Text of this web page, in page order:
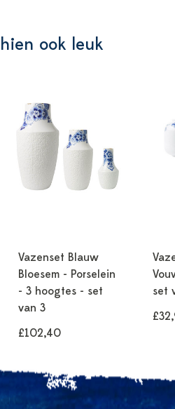
ook leuk
Vazenset Blauw
Bloesem - Porselein
- 3 hoogtes - set
van 3
£102,40
set